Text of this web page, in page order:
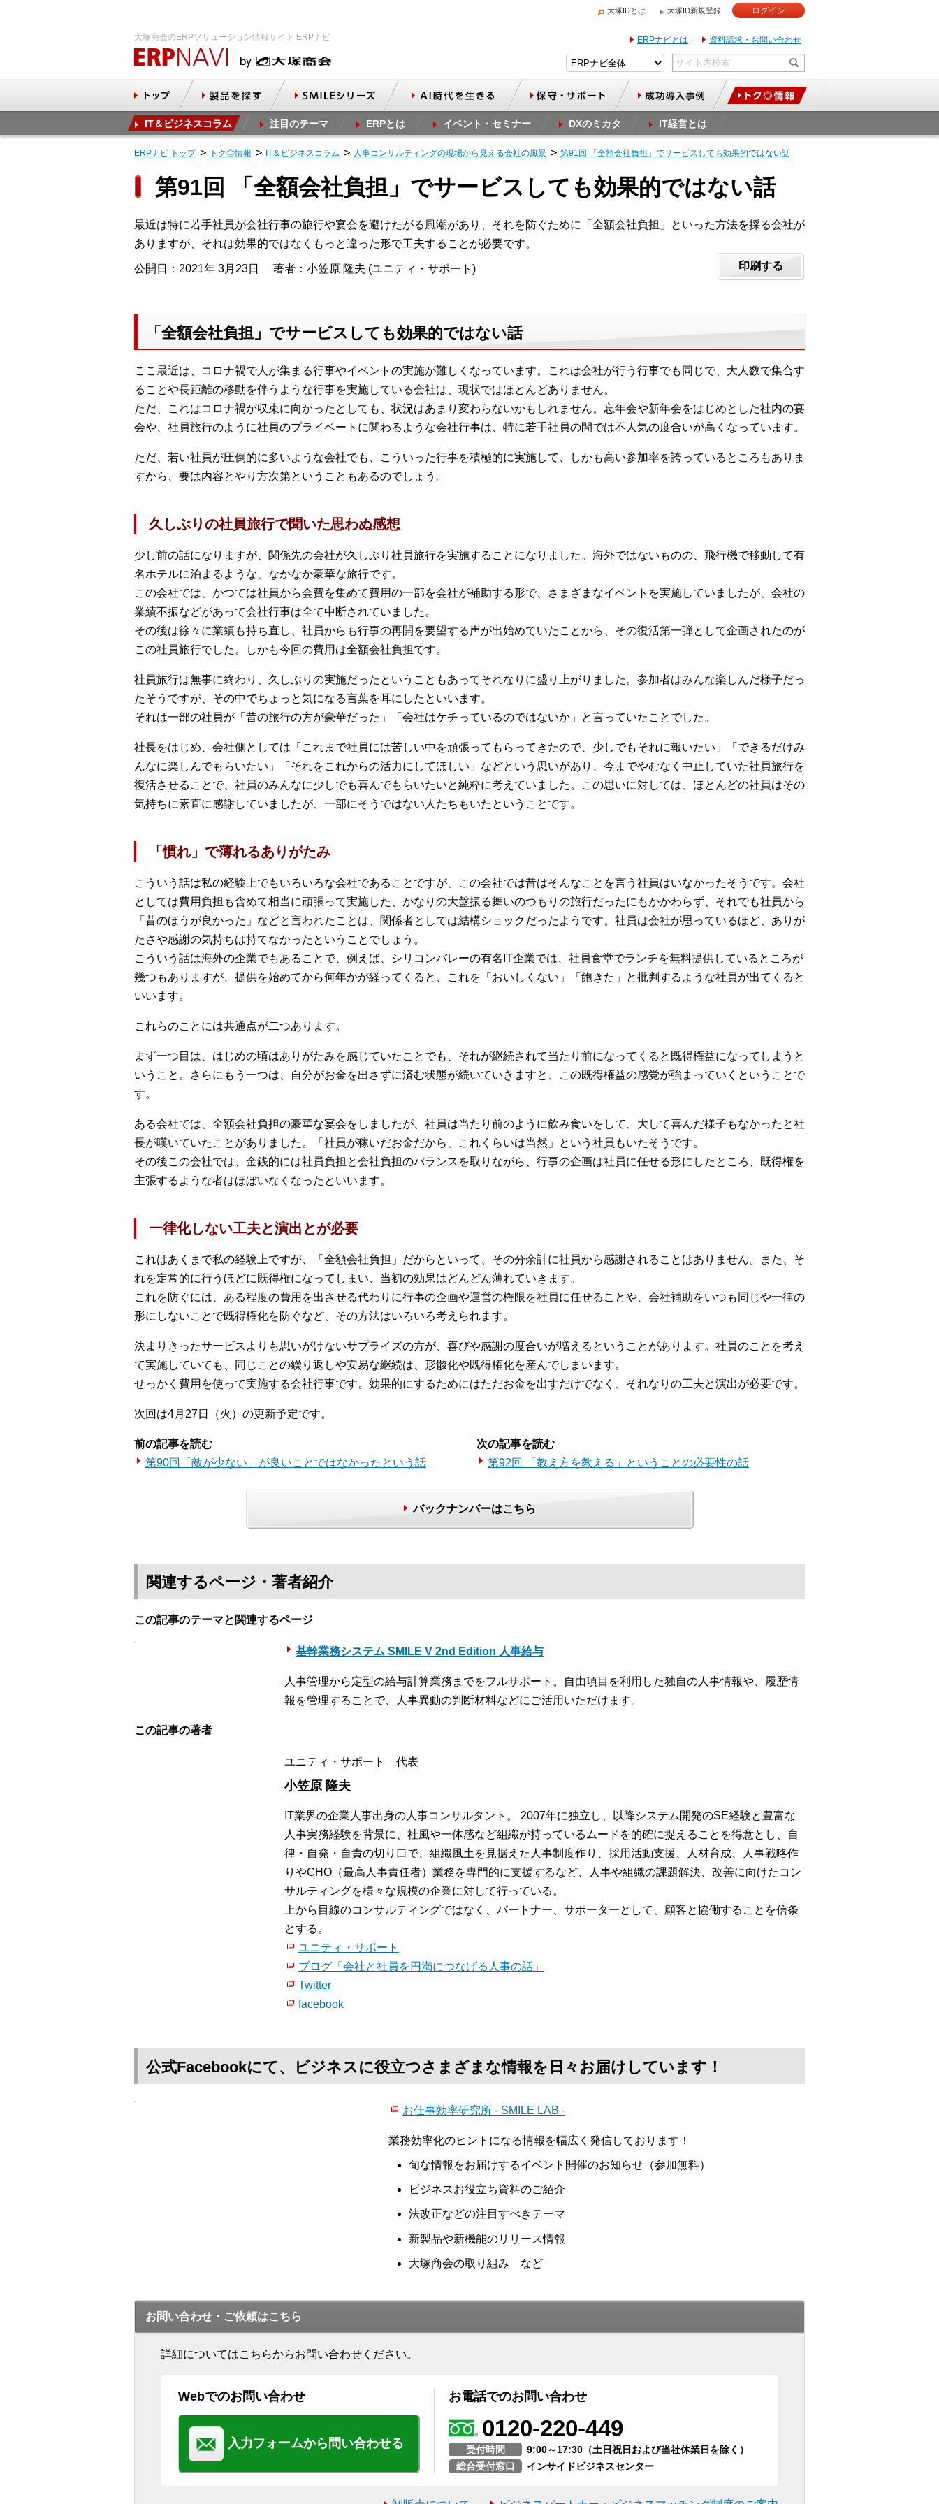
大塚IDとは 大塚ID新規登録 ログイン
大塚商会のERPソリューション情報サイト ERPナビ ERPナビとは 資料請求・お問い合わせ
IT＆ビジネスコラム 注目のテーマ ERPとは イベント・セミナー DXのミカタ IT経営とは
ERPナビ トップ トク◎情報 IT＆ビジネスコラム 人事コンサルティングの現場から見える会社の風景 第91回 「全額会社負担」でサービスしても効果的ではない話
第91回 「全額会社負担」でサービスしても効果的ではない話
最近は特に若手社員が会社行事の旅行や宴会を避けたがる風潮があり、それを防ぐために「全額会社負担」といった方法を採る会社が
ありますが、それは効果的ではなくもっと違った形で工夫することが必要です。
公開日：2021年 3月23日 著者：小笠原 隆夫 (ユニティ・サポート) 印刷する
「全額会社負担」でサービスしても効果的ではない話
ここ最近は、コロナ禍で人が集まる行事やイベントの実施が難しくなっています。これは会社が行う行事でも同じで、大人数で集合す
ることや長距離の移動を伴うような行事を実施している会社は、現状ではほとんどありません。
ただ、これはコロナ禍が収束に向かったとしても、状況はあまり変わらないかもしれません。忘年会や新年会をはじめとした社内の宴
会や、社員旅行のように社員のプライベートに関わるような会社行事は、特に若手社員の間では不人気の度合いが高くなっています。
ただ、若い社員が圧倒的に多いような会社でも、こういった行事を積極的に実施して、しかも高い参加率を誇っているところもありま
すから、要は内容とやり方次第ということもあるのでしょう。
久しぶりの社員旅行で聞いた思わぬ感想
少し前の話になりますが、関係先の会社が久しぶり社員旅行を実施することになりました。海外ではないものの、飛行機で移動して有
名ホテルに泊まるような、なかなか豪華な旅行です。
この会社では、かつては社員から会費を集めて費用の一部を会社が補助する形で、さまざまなイベントを実施していましたが、会社の
業績不振などがあって会社行事は全て中断されていました。
その後は徐々に業績も持ち直し、社員からも行事の再開を要望する声が出始めていたことから、その復活第一弾として企画されたのが
この社員旅行でした。しかも今回の費用は全額会社負担です。
社員旅行は無事に終わり、久しぶりの実施だったということもあってそれなりに盛り上がりました。参加者はみんな楽しんだ様子だっ
たそうですが、その中でちょっと気になる言葉を耳にしたといいます。
それは一部の社員が「昔の旅行の方が豪華だった」「会社はケチっているのではないか」と言っていたことでした。
社長をはじめ、会社側としては「これまで社員には苦しい中を頑張ってもらってきたので、少しでもそれに報いたい」「できるだけみ
んなに楽しんでもらいたい」「それをこれからの活力にしてほしい」などという思いがあり、今までやむなく中止していた社員旅行を
復活させることで、社員のみんなに少しでも喜んでもらいたいと純粋に考えていました。この思いに対しては、ほとんどの社員はその
気持ちに素直に感謝していましたが、一部にそうではない人たちもいたということです。
「慣れ」で薄れるありがたみ
こういう話は私の経験上でもいろいろな会社であることですが、この会社では昔はそんなことを言う社員はいなかったそうです。会社
としては費用負担も含めて相当に頑張って実施した、かなりの大盤振る舞いのつもりの旅行だったにもかかわらず、それでも社員から
「昔のほうが良かった」などと言われたことは、関係者としては結構ショックだったようです。社員は会社が思っているほど、ありが
たさや感謝の気持ちは持てなかったということでしょう。
こういう話は海外の企業でもあることで、例えば、シリコンバレーの有名IT企業では、社員食堂でランチを無料提供しているところが
幾つもありますが、提供を始めてから何年かが経ってくると、これを「おいしくない」「飽きた」と批判するような社員が出てくると
いいます。
これらのことには共通点が二つあります。
まず一つ目は、はじめの頃はありがたみを感じていたことでも、それが継続されて当たり前になってくると既得権益になってしまうと
いうこと。さらにもう一つは、自分がお金を出さずに済む状態が続いていきますと、この既得権益の感覚が強まっていくということで
す。
ある会社では、全額会社負担の豪華な宴会をしましたが、社員は当たり前のように飲み食いをして、大して喜んだ様子もなかったと社
長が嘆いていたことがありました。「社員が稼いだお金だから、これくらいは当然」という社員もいたそうです。
その後この会社では、金銭的には社員負担と会社負担のバランスを取りながら、行事の企画は社員に任せる形にしたところ、既得権を
主張するような者はほぼいなくなったといいます。
一律化しない工夫と演出とが必要
これはあくまで私の経験上ですが、「全額会社負担」だからといって、その分余計に社員から感謝されることはありません。また、そ
れを定常的に行うほどに既得権になってしまい、当初の効果はどんどん薄れていきます。
これを防ぐには、ある程度の費用を出させる代わりに行事の企画や運営の権限を社員に任せることや、会社補助をいつも同じや一律の
形にしないことで既得権化を防ぐなど、その方法はいろいろ考えられます。
決まりきったサービスよりも思いがけないサプライズの方が、喜びや感謝の度合いが増えるということがあります。社員のことを考え
て実施していても、同じことの繰り返しや安易な継続は、形骸化や既得権化を産んでしまいます。
せっかく費用を使って実施する会社行事です。効果的にするためにはただお金を出すだけでなく、それなりの工夫と演出が必要です。
次回は4月27日（火）の更新予定です。
前の記事を読む
第90回「敵が少ない」が良いことではなかったという話
次の記事を読む
第92回 「教え方を教える」ということの必要性の話
バックナンバーはこちら
関連するページ・著者紹介
この記事のテーマと関連するページ
基幹業務システム SMILE V 2nd Edition 人事給与
人事管理から定型の給与計算業務までをフルサポート。自由項目を利用した独自の人事情報や、履歴情
報を管理することで、人事異動の判断材料などにご活用いただけます。
この記事の著者
ユニティ・サポート 代表
小笠原 隆夫
IT業界の企業人事出身の人事コンサルタント。 2007年に独立し、以降システム開発のSE経験と豊富な
人事実務経験を背景に、社風や一体感など組織が持っているムードを的確に捉えることを得意とし、自
律・自発・自責の切り口で、組織風土を見据えた人事制度作り、採用活動支援、人材育成、人事戦略作
りやCHO（最高人事責任者）業務を専門的に支援するなど、人事や組織の課題解決、改善に向けたコン
サルティングを様々な規模の企業に対して行っている。
上から目線のコンサルティングではなく、パートナー、サポーターとして、顧客と協働することを信条
とする。
ユニティ・サポート
ブログ「会社と社員を円満につなげる人事の話」
Twitter
facebook
公式Facebookにて、ビジネスに役立つさまざまな情報を日々お届けしています！
お仕事効率研究所 - SMILE LAB -
業務効率化のヒントになる情報を幅広く発信しております！
旬な情報をお届けするイベント開催のお知らせ（参加無料）
ビジネスお役立ち資料のご紹介
法改正などの注目すべきテーマ
新製品や新機能のリリース情報
大塚商会の取り組み など
お問い合わせ・ご依頼はこちら
詳細についてはこちらからお問い合わせください。
Webでのお問い合わせ
入力フォームから問い合わせる
お電話でのお問い合わせ
0120-220-449
受付時間
9:00～17:30（土日祝日および当社休業日を除く）
総合受付窓口
インサイドビジネスセンター